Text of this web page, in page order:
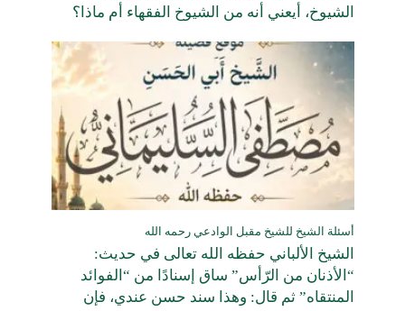
الشيوخ، أيعني أنه من الشيوخ الفقهاء أم ماذا؟
أسئلة الشيخ للشيخ مقبل الوادعي رحمه الله
الشيخ الألباني حفظه الله تعالى في حديث:
“الأذنان من الرّأس” ساق إسنادًا من “الفوائد
المنتقاه” ثم قال: وهذا سند حسن عندي، فإن